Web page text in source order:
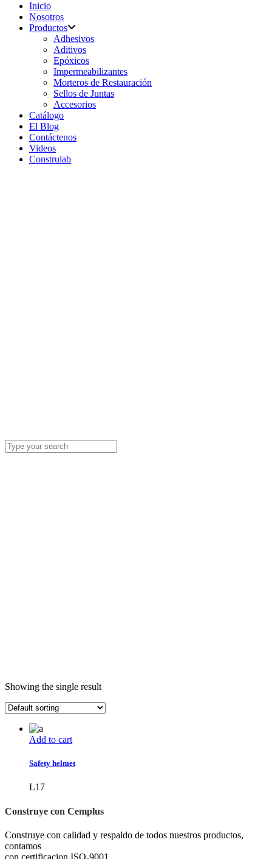
Inicio
Nosotros
Productos
Adhesivos
Aditivos
Epóxicos
Impermeabilizantes
Morteros de Restauración
Sellos de Juntas
Accesorios
Catálogo
El Blog
Contáctenos
Videos
Construlab
Showing the single result
Add to cart
Safety helmet
L17
Construye con Cemplus
Construye con calidad y respaldo de todos nuestros productos,
contamos
con certificacion ISO-9001.